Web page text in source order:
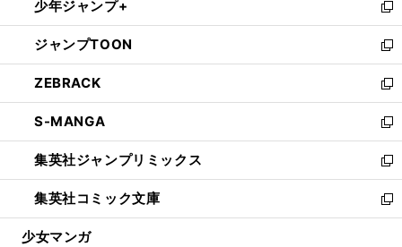
く
で
開
く
ド
ウ
で
開
く
ィ
ン
ド
ウ
で
開
く
い
ウ
ィ
ン
ド
ウ
で
開
く
少年ジャンプ+
新
し
い
ウ
ィ
ン
ド
ウ
で
開
く
ジャンプTOON
新
し
い
ウ
ィ
ン
ド
ウ
で
開
ZEBRACK
新
し
い
ウ
ィ
ン
ド
ウ
S-MANGA
新
し
い
ウ
ィ
ン
集英社ジャンプリミックス
新
し
い
ウ
集英社コミック文庫
新
し
少女マンガ